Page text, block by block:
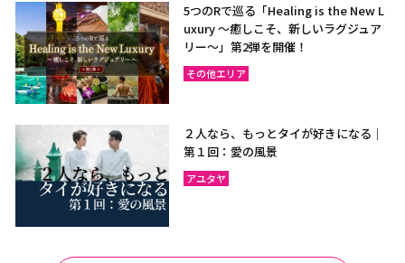
5つのRで巡る「Healing is the New L
uxury ～癒しこそ、新しいラグジュア
リー〜」第2弾を開催！
その他エリア
２人なら、もっとタイが好きになる｜
第１回：愛の風景
アユタヤ